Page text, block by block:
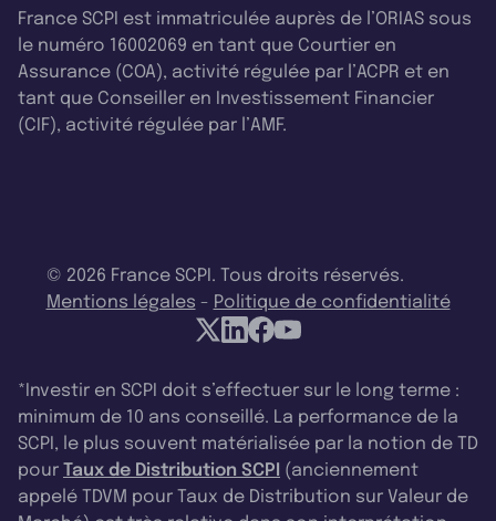
France SCPI est immatriculée auprès de l’ORIAS sous
le numéro 16002069 en tant que Courtier en
Assurance (COA), activité régulée par l’ACPR et en
tant que Conseiller en Investissement Financier
(CIF), activité régulée par l’AMF.
© 2026 France SCPI. Tous droits réservés.
Mentions légales - Politique de confidentialité
*Investir en SCPI doit s’effectuer sur le long terme :
minimum de 10 ans conseillé. La performance de la
SCPI, le plus souvent matérialisée par la notion de TD
pour Taux de Distribution SCPI (anciennement
appelé TDVM pour Taux de Distribution sur Valeur de